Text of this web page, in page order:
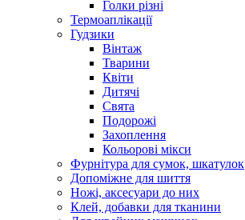
Голки різні
Термоаплікації
Гудзики
Вінтаж
Тварини
Квіти
Дитячі
Свята
Подорожі
Захоплення
Кольорові мікси
Фурнітура для сумок, шкатулок
Допоміжне для шиття
Ножі, аксесуари до них
Клей, добавки для тканини